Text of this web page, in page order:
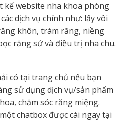
website nha khoa phòng
dịch vụ chính như: lấy vôi
khôn, trám răng, niềng
răng sứ và điều trị nha chu.
có tại trang chủ nếu bạn
sử dụng dịch vụ/sản phẩm
chăm sóc răng miệng.
chatbox được cài ngay tại